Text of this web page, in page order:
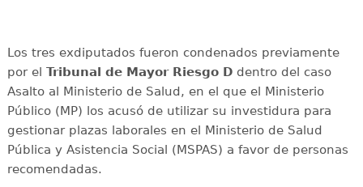
Los tres exdiputados fueron condenados previamente
por el Tribunal de Mayor Riesgo Ddentro del caso
Asalto al Ministerio de Salud, en el que el Ministerio
Público (MP) los acusó de utilizar su investidura para
gestionar plazas laborales en el Ministerio de Salud
Pública y Asistencia Social (MSPAS) a favor de personas
recomendadas.